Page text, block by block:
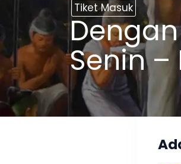
Tiket Masuk
Dengan
Senin